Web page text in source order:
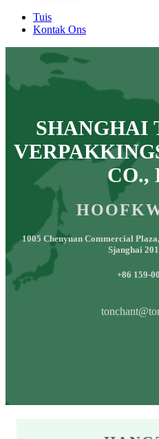
Tuis
Kontak Ons
SHANGHAI
CO.,
1005 Chenyuan Commercial
Sjanghai
+86 159-